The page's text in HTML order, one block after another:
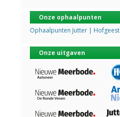
Onze ophaalpunten
Ophaalpunten Jutter | Hofgeest
Onze uitgaven